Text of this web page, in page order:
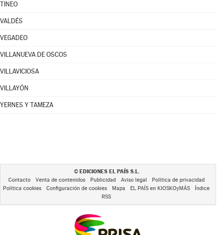
TINEO
VALDÉS
VEGADEO
VILLANUEVA DE OSCOS
VILLAVICIOSA
VILLAYÓN
YERNES Y TAMEZA
© EDICIONES EL PAÍS S.L.
Contacto Venta de contenidos Publicidad Aviso legal
Política de privacidad
Política cookies
Configuración de cookies Mapa EL PAÍS en KIOSKOyMÁS
Índice
RSS